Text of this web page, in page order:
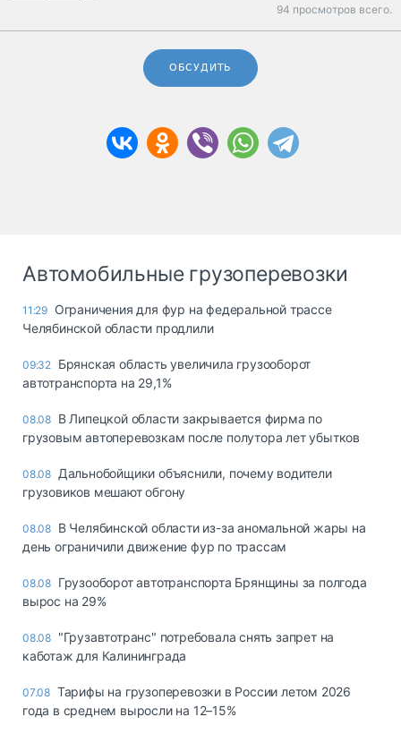
94 просмотров всего.
ОБСУДИТЬ
Автомобильные грузоперевозки
11:29 Ограничения для фур на федеральной трассе
Челябинской области продлили
09:32 Брянская область увеличила грузооборот
автотранспорта на 29,1%
08.08 В Липецкой области закрывается фирма по
грузовым автоперевозкам после полутора лет убытков
08.08 Дальнобойщики объяснили, почему водители
грузовиков мешают обгону
08.08 В Челябинской области из-за аномальной жары на
день ограничили движение фур по трассам
08.08 Грузооборот автотранспорта Брянщины за полгода
вырос на 29%
08.08 "Грузавтотранс" потребовала снять запрет на
каботаж для Калининграда
07.08 Тарифы на грузоперевозки в России летом 2026
года в среднем выросли на 12–15%